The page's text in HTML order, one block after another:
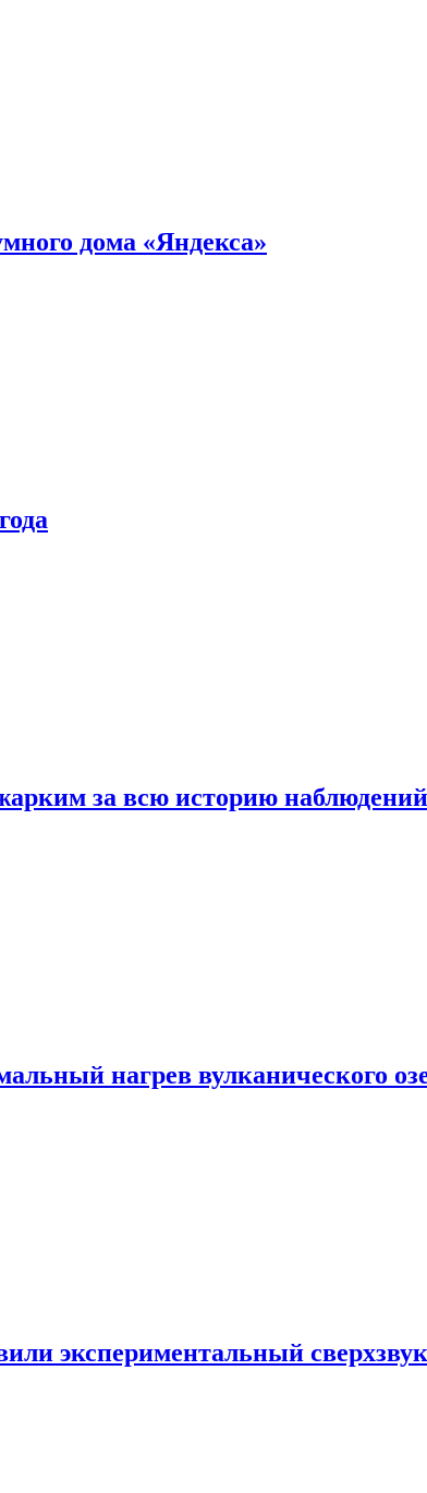
дома «Яндекса»
за всю историю наблюдений
нагрев вулканического
экспериментальный